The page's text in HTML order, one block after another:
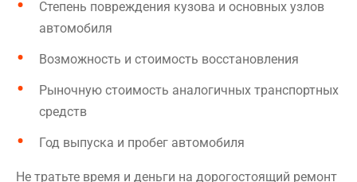
Степень повреждения кузова и основных узлов
автомобиля
Возможность и стоимость восстановления
Рыночную стоимость аналогичных транспортных
средств
Год выпуска и пробег автомобиля
Не тратьте время и деньги на дорогостоящий ремонт